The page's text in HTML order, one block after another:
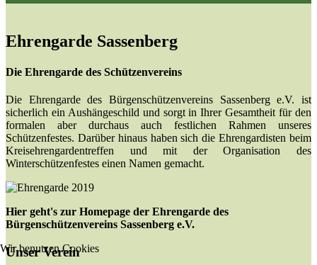
Ehrengarde Sassenberg
Die Ehrengarde des Schützenvereins
Die Ehrengarde des Bürgenschützenvereins Sassenberg e.V. ist
sicherlich ein Aushängeschild und sorgt in Ihrer Gesamtheit für den
formalen aber durchaus auch festlichen Rahmen unseres
Schützenfestes. Darüber hinaus haben sich die Ehrengardisten beim
Kreisehrengardentreffen und mit der Organisation des
Winterschützenfestes einen Namen gemacht.
Hier geht's zur Homepage der Ehrengarde des
Bürgenschützenvereins Sassenberg e.V.
Unser Verein
Wir benutzen Cookies